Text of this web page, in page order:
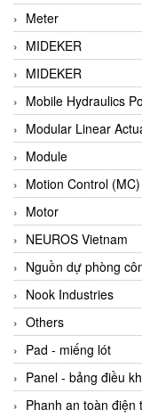
Baumer
Baumuller Vietnam
Baykee
BBC Bircher Smart
BCS ITALY
BEA SENSORS
Beacon Extender
Beckhoff
Bedook
Bei Sensor
Beijer
Beinlich-pumps
Beka
BEKO
Belimo
Meter
MIDEKER
MIDEKER
Mobile Hydraulics
Modular Linear
Module
Motion Control (MC)
Motor
NEUROS Vietnam
Nguồn dự phòng
Nook Industries
Others
Pad - miếng lót
Panel - bảng điều
Phanh an toàn điện